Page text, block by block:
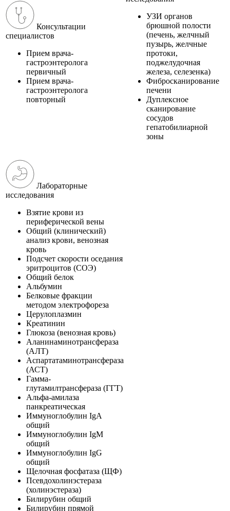
Консультации
специалистов
Прием врача-
гастроэнтеролога
первичный
Прием врача-
гастроэнтеролога
повторный
УЗИ органов
брюшной полости
(печень, желчный
пузырь, желчные
протоки,
поджелудочная
железа, селезенка)
Фибросканирование
печени
Дуплексное
сканирование
сосудов
гепатобилиарной
зоны
Лабораторные
исследования
Взятие крови из
периферической вены
Общий (клинический)
анализ крови, венозная
кровь
Подсчет скорости оседания
эритроцитов (СОЭ)
Общий белок
Альбумин
Белковые фракции
методом электрофореза
Церулоплазмин
Креатинин
Глюкоза (венозная кровь)
Аланинаминотрансфераза
(АЛТ)
Аспартатаминотрансфераза
(АСТ)
Гамма-
глутамилтрансфераза (ГГТ)
Альфа-амилаза
панкреатическая
Иммуноглобулин IgA
общий
Иммуноглобулин IgM
общий
Иммуноглобулин IgG
общий
Щелочная фосфатаза (ЩФ)
Псевдохолинэстераза
(холинэстераза)
Билирубин общий
Билирубин прямой